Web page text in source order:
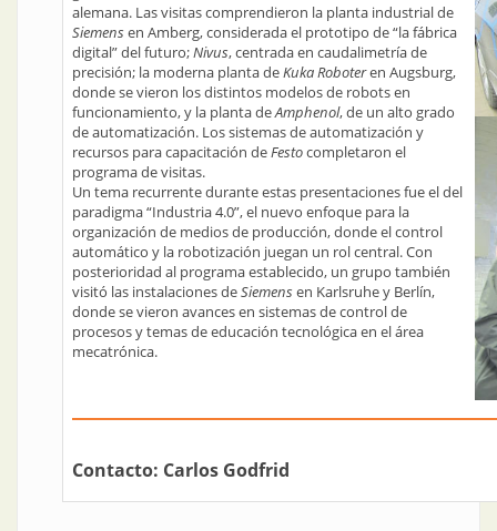
alemana. Las visitas comprendieron la planta industrial de
Siemensen Amberg, considerada el prototipo de “la fábrica
digital” del futuro;Nivus, centrada en caudalimetría de
precisión; la moderna planta deKuka Roboteren Augsburg,
donde se vieron los distintos modelos de robots en
funcionamiento, y la planta deAmphenol, de un alto grado
de automatización. Los sistemas de automatización y
recursos para capacitación deFestocompletaron el
programa de visitas.
Un tema recurrente durante estas presentaciones fue el del
paradigma “Industria 4.0”, el nuevo enfoque para la
organización de medios de producción, donde el control
automático y la robotización juegan un rol central. Con
posterioridad al programa establecido, un grupo también
visitó las instalaciones deSiemensen Karlsruhe y Berlín,
donde se vieron avances en sistemas de control de
procesos y temas de educación tecnológica en el área
mecatrónica.
Contacto: Carlos Godfrid